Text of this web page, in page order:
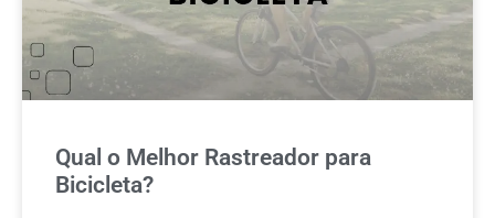
Qual o Melhor Rastreador para
Bicicleta?